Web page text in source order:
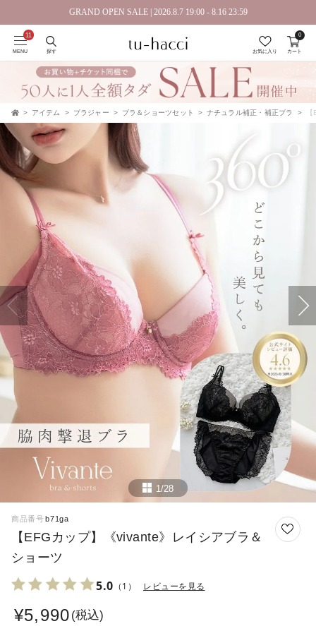
GRAND OPEN SALE | 2026.8.7 19:00 - 8.16 23:59
MENU 探す お気に入り カート
0
アイテム ブラジャー ブラ＆ショーツセット ナチュラル補正・補正ブラ 【
1/28
商品番号 b71ga
【EFGカップ】《vivante》レイシアブラ＆
ショーツ
5.0 （1） レビューを見る
¥5,990 税込